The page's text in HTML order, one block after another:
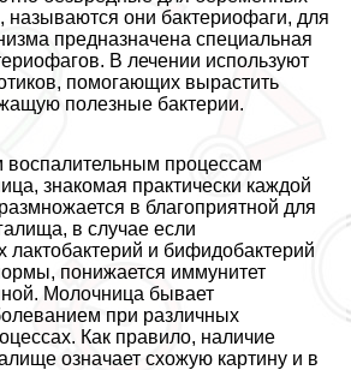
они бактериофаги, для
предназначена специальная
В лечении используют
помогающих вырастить
полезные бактерии.
воспалительным процессам
знакомая пpaктически каждой
в благоприятной для
в случае если
лактобактерий и бифидобактерий
понижается иммунитет
Молочница бывает
при различных
Как правило, наличие
означает схожую картину и в